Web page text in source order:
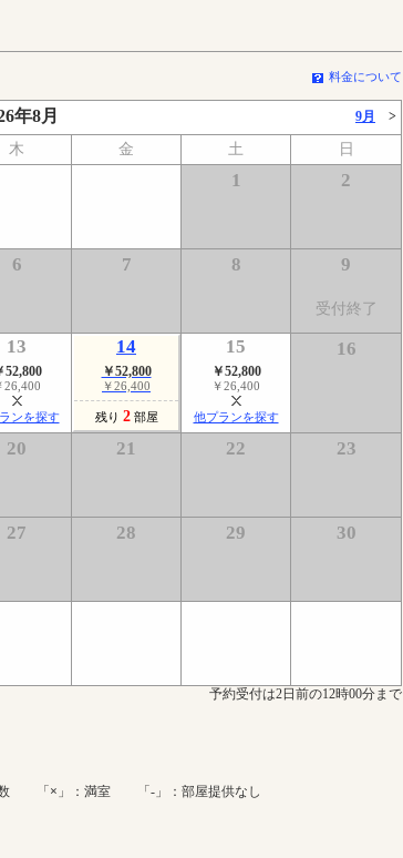
料金について
年8月 9月 >
木 金 土 日
1 2
6 7 8 9
受付終了
13
52,800
26,400
ンを探す
14
￥52,800
￥26,400
残り 2 部屋
15
￥52,800
￥26,400
他プランを探す
16
20 21 22 23
27 28 29 30
予約受付は2日前の12時00分まで
数 「 × 」：満室 「-」：部屋提供なし